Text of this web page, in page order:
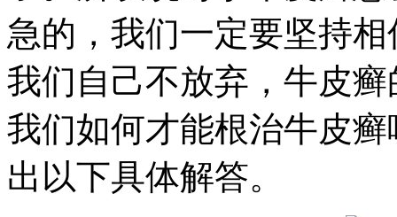
急的，我们一定要坚持
我们自己不放弃，牛皮
我们如何才能根治牛皮癣
出以下具体解答。